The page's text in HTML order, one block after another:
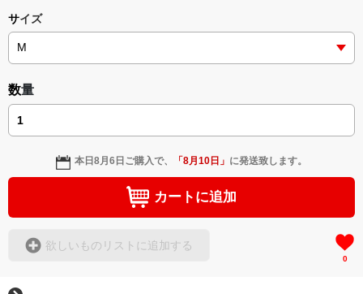
サイズ
数量
本日8月6日 ご購入で、 「8月10日 」 に発送致します。
カートに追加
欲しいものリストに追加する
0